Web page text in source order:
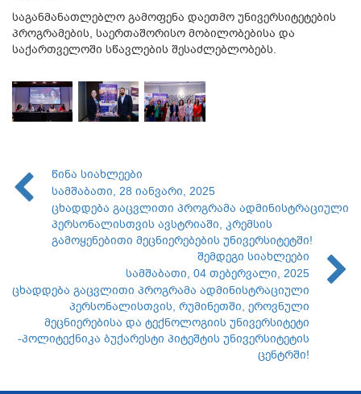
საგანმანათლებლო გამოფენა დაეთმო უნივერსიტეტების
პროგრამების, საერთაშორისო მობილობებისა და
საქართველოში სწავლების შესაძლებლობებს.
წინა სიახლეები
სამშაბათი, 28 იანვარი, 2025
ცხადდება გაცვლითი პროგრამა ადმინისტრაციული
პერსონალისთვის ავსტრიაში, კრემსის
გამოყენებითი მეცნიერებების უნივერსიტეტში!
შემდეგი სიახლეები
სამშაბათი, 04 თებერვალი, 2025
ცხადდება გაცვლითი პროგრამა ადმინისტრაციული
პერსონალისთვის, რუმინეთში, ეროვნული
მეცნიერებისა და ტექნოლოგიის უნივერსიტეტი
-პოლიტექნიკა ბუქარესტი პიტეშტის უნივერსიტეტის
ცენტრში!